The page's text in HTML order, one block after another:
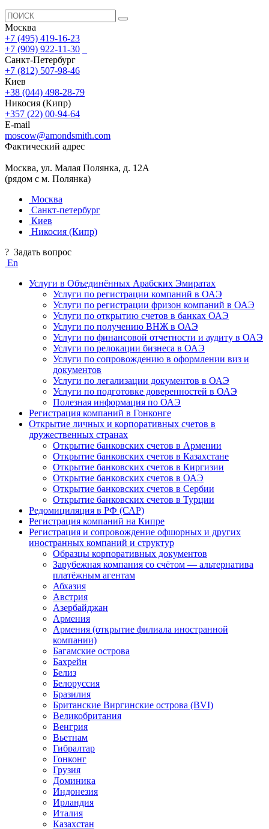
Москва
+7 (495) 419-16-23
+7 (909) 922-11-30
Санкт-Петербург
+7 (812) 507-98-46
Киев
+38 (044) 498-28-79
Никосия (Кипр)
+357 (22) 00-94-64
E-mail
moscow@amondsmith.com
Фактический адрес
Москва, ул. Малая Полянка, д. 12А
(рядом с м. Полянка)
Москва
Санкт-петербург
Киев
Никосия (Кипр)
? Задать вопрос
En
Услуги в Объединённых Арабских Эмиратах
Услуги по регистрации компаний в ОАЭ
Услуги по регистрации фризон компаний в ОАЭ
Услуги по открытию счетов в банках ОАЭ
Услуги по получению ВНЖ в ОАЭ
Услуги по финансовой отчетности и аудиту в ОАЭ
Услуги по релокации бизнеса в ОАЭ
Услуги по сопровождению в оформлении виз и
документов
Услуги по легализации документов в ОАЭ
Услуги по подготовке доверенностей в ОАЭ
Полезная информация по ОАЭ
Регистрация компаний в Гонконге
Открытие личных и корпоративных счетов в
дружественных странах
Открытие банковских счетов в Армении
Открытие банковских счетов в Казахстане
Открытие банковских счетов в Киргизии
Открытие банковских счетов в ОАЭ
Открытие банковских счетов в Сербии
Открытие банковских счетов в Турции
Редомициляция в РФ (САР)
Регистрация компаний на Кипре
Регистрация и сопровождение офшорных и других
иностранных компаний и структур
Образцы корпоративных документов
Зарубежная компания со счётом — альтернатива
платёжным агентам
Абхазия
Австрия
Азербайджан
Армения
Армения (открытие филиала иностранной
компании)
Багамские острова
Бахрейн
Белиз
Белоруссия
Бразилия
Британские Виргинские острова (BVI)
Великобритания
Венгрия
Вьетнам
Гибралтар
Гонконг
Грузия
Доминика
Индонезия
Ирландия
Италия
Казахстан